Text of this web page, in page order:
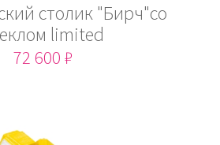
столик "Бирч"со
limited
72 600 ₽